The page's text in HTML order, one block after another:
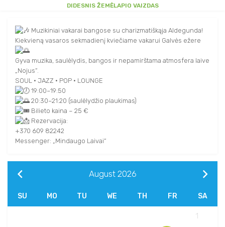
DIDESNIS ŽEMĖLAPIO VAIZDAS
Muzikiniai vakarai bangose su charizmatiškąja Aldegunda!
Kiekvieną vasaros sekmadienį kviečiame vakarui Galvės ežere
Gyva muzika, saulėlydis, bangos ir nepamirštama atmosfera laive
„Nojus“.
SOUL • JAZZ • POP • LOUNGE
19:00–19:50
20:30–21:20 (saulėlydžio plaukimas)
Bilieto kaina – 25 €
Rezervacija:
+370 609 82242
Messenger: „Mindaugo Laivai“
August 2026
SU MO TU WE TH FR SA
1